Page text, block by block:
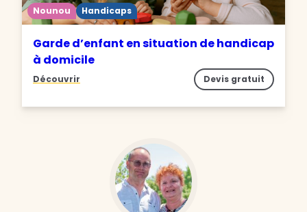
Nounou Handicaps
Garde d’enfant en situation de handicap
à domicile
Découvrir Devis gratuit